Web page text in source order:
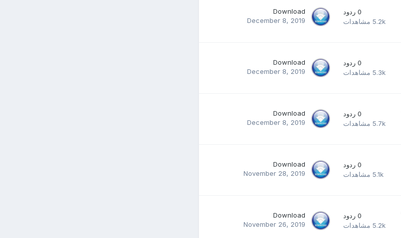
0 ردود
5.2k مشاهدات
Download
December 8, 2019
0 ردود
5.3k مشاهدات
Download
December 8, 2019
0 ردود
5.7k مشاهدات
Download
December 8, 2019
0 ردود
5.1k مشاهدات
Download
November 28, 2019
0 ردود
5.2k مشاهدات
Download
November 26, 2019